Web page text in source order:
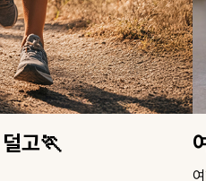
라 '장비전'✈️